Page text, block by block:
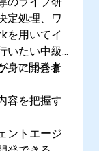
定処理、ワ
を用いてイ
いたい中級
ェア開発者
身につきま
容を把握す
ントエージ